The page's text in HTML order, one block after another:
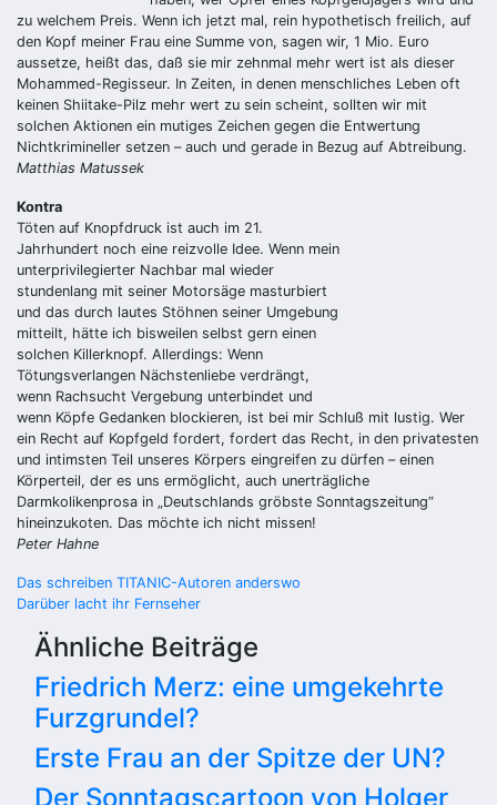
zu welchem Preis. Wenn ich jetzt mal, rein hypothetisch freilich, auf
den Kopf meiner Frau eine Summe von, sagen wir, 1 Mio. Euro
aussetze, heißt das, daß sie mir zehnmal mehr wert ist als dieser
Mohammed-Regisseur. In Zeiten, in denen menschliches Leben oft
keinen Shiitake-Pilz mehr wert zu sein scheint, sollten wir mit
solchen Aktionen ein mutiges Zeichen gegen die Entwertung
Nichtkrimineller setzen – auch und gerade in Bezug auf Abtreibung.
Matthias Matussek
Kontra
Töten auf Knopfdruck ist auch im 21.
Jahrhundert noch eine reizvolle Idee. Wenn mein
unterprivilegierter Nachbar mal wieder
stundenlang mit seiner Motorsäge masturbiert
und das durch lautes Stöhnen seiner Umgebung
mitteilt, hätte ich bisweilen selbst gern einen
solchen Killerknopf. Allerdings: Wenn
Tötungsverlangen Nächstenliebe verdrängt,
wenn Rachsucht Vergebung unterbindet und
wenn Köpfe Gedanken blockieren, ist bei mir Schluß mit lustig. Wer
ein Recht auf Kopfgeld fordert, fordert das Recht, in den privatesten
und intimsten Teil unseres Körpers eingreifen zu dürfen – einen
Körperteil, der es uns ermöglicht, auch unerträgliche
Darmkolikenprosa in „Deutschlands gröbste Sonntagszeitung“
hineinzukoten. Das möchte ich nicht missen!
Peter Hahne
Beitragsnavigation
Das schreiben TITANIC-Autoren anderswo
Darüber lacht ihr Fernseher
Ähnliche Beiträge
Friedrich Merz: eine umgekehrte
Furzgrundel?
Erste Frau an der Spitze der UN?
Der Sonntagscartoon von Holger